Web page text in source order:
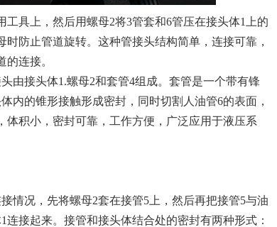
具上，然后用螺母2将3管套和6管压在接头体1上的
防止管道旋转。这种管接头结构简单，连接可靠，
连接。
接头体1.螺母2和套管4组成。套管是一个带有锋
内的锥形接触形成密封，同时切割人油管6的表面，
积小，密封可靠，工作方便，广泛应用于液压系
情况，先将螺母2套在接管5上，然后再把接管5与油
接起来。接管和接头体结合处的密封有两种形式：